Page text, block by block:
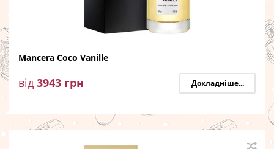
Mancera Coco Vanille
від 3943 грн Докладніше...